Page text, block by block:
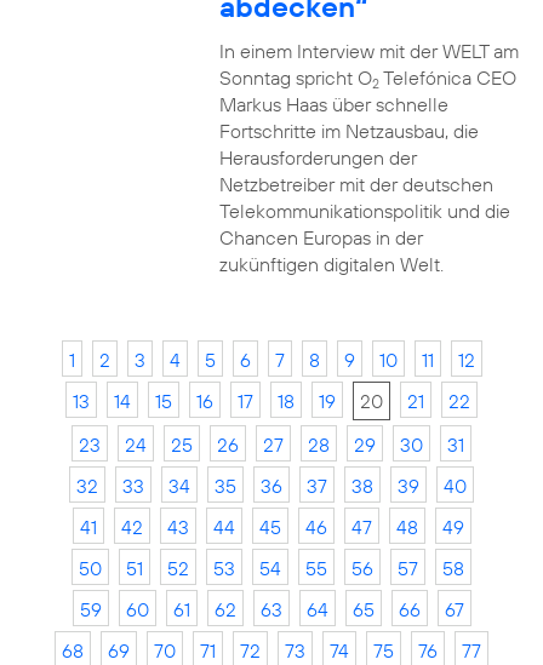
In einem Interview mit der WELT am
Sonntag spricht O2Telefónica CEO
Markus Haas über schnelle
Fortschritte im Netzausbau, die
Herausforderungen der
Netzbetreiber mit der deutschen
Telekommunikationspolitik und die
Chancen Europas in der
zukünftigen digitalen Welt.
1 2 3 4 5 6 7 8 9 10 11
12
13
14 15 16 17 18 19 20 21
22
23
24 25 26 27 28 29 30
31
32
33 34 35 36 37 38 39
40
41
42 43 44 45 46 47 48
49
50
51 52 53 54 55 56 57
58
59
60 61 62 63 64 65 66
67
68
69 70 71 72 73 74 75 76
77